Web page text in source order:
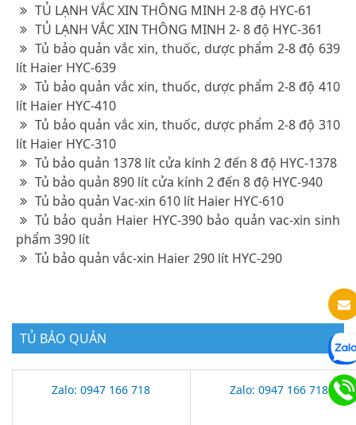
TỦ LẠNH VẮC XIN THÔNG MINH 2-8 độ HYC-61
TỦ LẠNH VẮC XIN THÔNG MINH 2- 8 độ HYC-361
Tủ bảo quản vắc xin, thuốc, dược phẩm 2-8 độ 639
lít Haier HYC-639
Tủ bảo quản vắc xin, thuốc, dược phẩm 2-8 độ 410
lít Haier HYC-410
Tủ bảo quản vắc xin, thuốc, dược phẩm 2-8 độ 310
lít Haier HYC-310
Tủ bảo quản 1378 lít cửa kính 2 đến 8 độ HYC-1378
Tủ bảo quản 890 lít cửa kính 2 đến 8 độ HYC-940
Tủ bảo quản Vac-xin 610 lít Haier HYC-610
Tủ bảo quản Haier HYC-390 bảo quản vac-xin sinh
phẩm 390 lít
Tủ bảo quản vắc-xin Haier 290 lít HYC-290
TỦ BẢO QUẢN
Zalo: 0947 166 718 Zalo: 0947 166 718